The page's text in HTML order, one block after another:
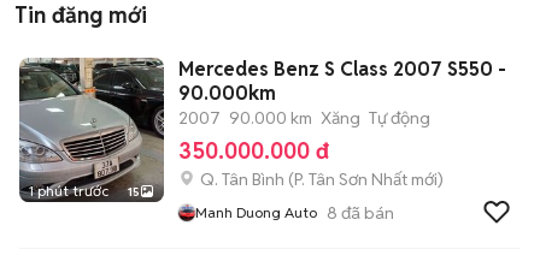
Tin đăng mới
1 phút trước 15
Mercedes Benz S Class 2007 S550 -
90.000km
2007 90.000 km Xăng Tự động
350.000.000 đ
Q. Tân Bình (P. Tân Sơn Nhất mới)
Manh Duong Auto 8 đã bán